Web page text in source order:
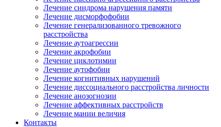
Лечение синдрома нарушения памяти
Лечение дисморфофобии
Лечение генерализованного тревожного
расстройства
Лечение аутоагрессии
Лечение акрофобии
Лечение циклотимии
Лечение аутофобии
Лечение когнитивных нарушений
Лечение диссоциального расстройства личности
Лечение анозогнозии
Лечение аффективных расстройств
Лечение мании величия
Контакты